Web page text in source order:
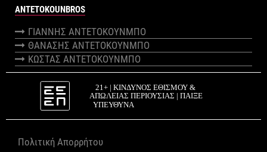
ANTETOKOUNBROS
ΓΙΑΝΝΗΣ ΑΝΤΕΤΟΚΟΥΝΜΠΟ
ΘΑΝΑΣΗΣ ΑΝΤΕΤΟΚΟΥΝΜΠΟ
ΚΩΣΤΑΣ ΑΝΤΕΤΟΚΟΥΝΜΠΟ
Πολιτική Απορρήτου